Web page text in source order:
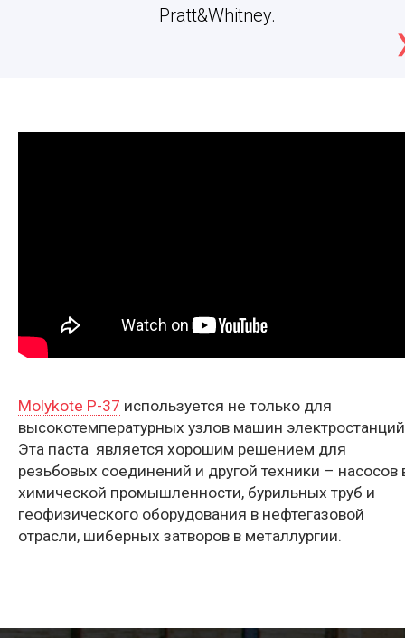
Pratt&Whitney.
Molykote P-37 используется не только для
высокотемпературных узлов машин
Эта паста является хорошим решением для
резьбовых соединений и другой техники – насосов
химической промышленности, бурильных труб и
геофизического оборудования в нефтегазовой
отрасли, шиберных затворов в металлургии.